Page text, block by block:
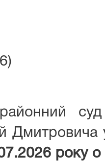
року
районний
Дмитровича
року о